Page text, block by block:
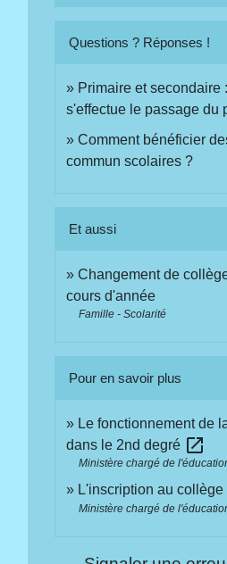
Questions ? Réponses !
Primaire et secondaire
s'effectue le passage du
Comment bénéficier
commun scolaires ?
Et aussi
Changement de
cours d'année
Famille - Scolarité
Pour en savoir plus
Le fonctionnement de
dans le 2nd degré open_in_new
Ministère chargé de
L'inscription au collège
Ministère chargé de